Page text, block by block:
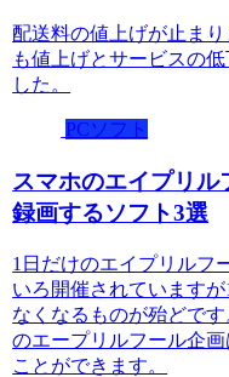
配送料の値上げが止ま
も値上げとサービスの
した。
PCソフト
スマホのエイプリル
録画するソフト3選
1日だけのエイプリルフ
いろ開催されています
なくなるものが殆どで
のエープリルフール企
ことができます。